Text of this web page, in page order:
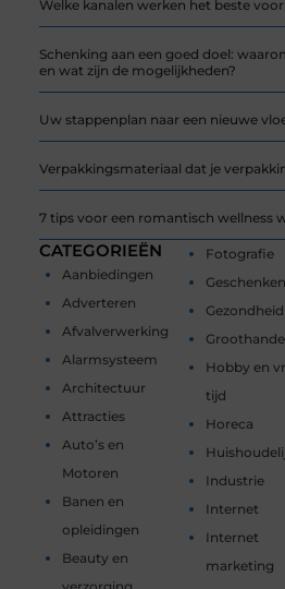
Welke kanalen werken het beste
Schenking aan een goed doel:
en wat zijn de mogelijkheden?
Uw stappenplan naar een nieuwe
Verpakkingsmateriaal dat je
7 tips voor een romantisch wellness
CATEGORIEËN
Aanbiedingen
Adverteren
Afvalverwerking
Alarmsysteem
Architectuur
Attracties
Auto’s en
Motoren
Banen en
opleidingen
Beauty en
Fotografie
Geschenken
Gezondheid
Hobby en
tijd
Horeca
Industrie
Internet
Internet
marketing